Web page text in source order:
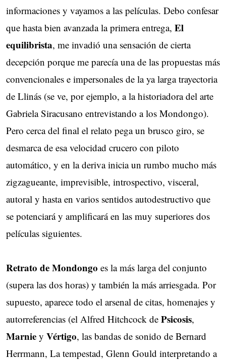
informaciones y vayamos a las películas. Debo confesar
que hasta bien avanzada la primera entrega, El
equilibrista, me invadió una sensación de cierta
decepción porque me parecía una de las propuestas más
convencionales e impersonales de la ya larga trayectoria
de Llinás (se ve, por ejemplo, a la historiadora del arte
Gabriela Siracusano entrevistando a los Mondongo).
Pero cerca del final el relato pega un brusco giro, se
desmarca de esa velocidad crucero con piloto
automático, y en la deriva inicia un rumbo mucho más
zigzagueante, imprevisible, introspectivo, visceral,
autoral y hasta en varios sentidos autodestructivo que
se potenciará y amplificará en las muy superiores dos
películas siguientes.
Retrato de Mondongo es la más larga del conjunto
(supera las dos horas) y también la más arriesgada. Por
supuesto, aparece todo el arsenal de citas, homenajes y
autorreferencias (el Alfred Hitchcock de Psicosis,
Marnie y Vértigo, las bandas de sonido de Bernard
Herrmann, La tempestad, Glenn Gould interpretando a